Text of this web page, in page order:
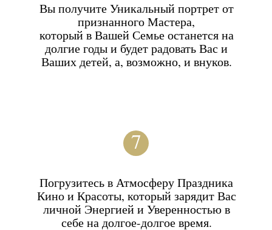
Добавлением ресничек и
легкой стрелки для придания
взгляду выразительности;
Очерчиванием формы губ, что
сделает Ваш образ